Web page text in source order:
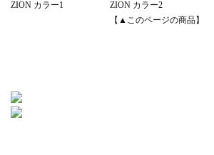
ZION カラー1
ZION カラー2
【▲このページの商品】